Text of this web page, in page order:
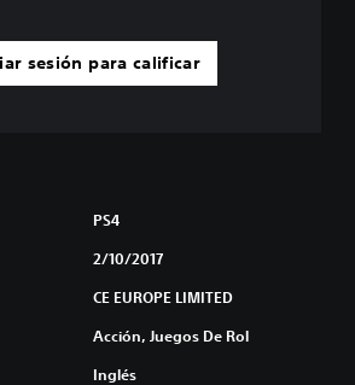
sesión para calificar
PS4
2/10/2017
CE EUROPE LIMITED
Acción, Juegos De Rol
Inglés